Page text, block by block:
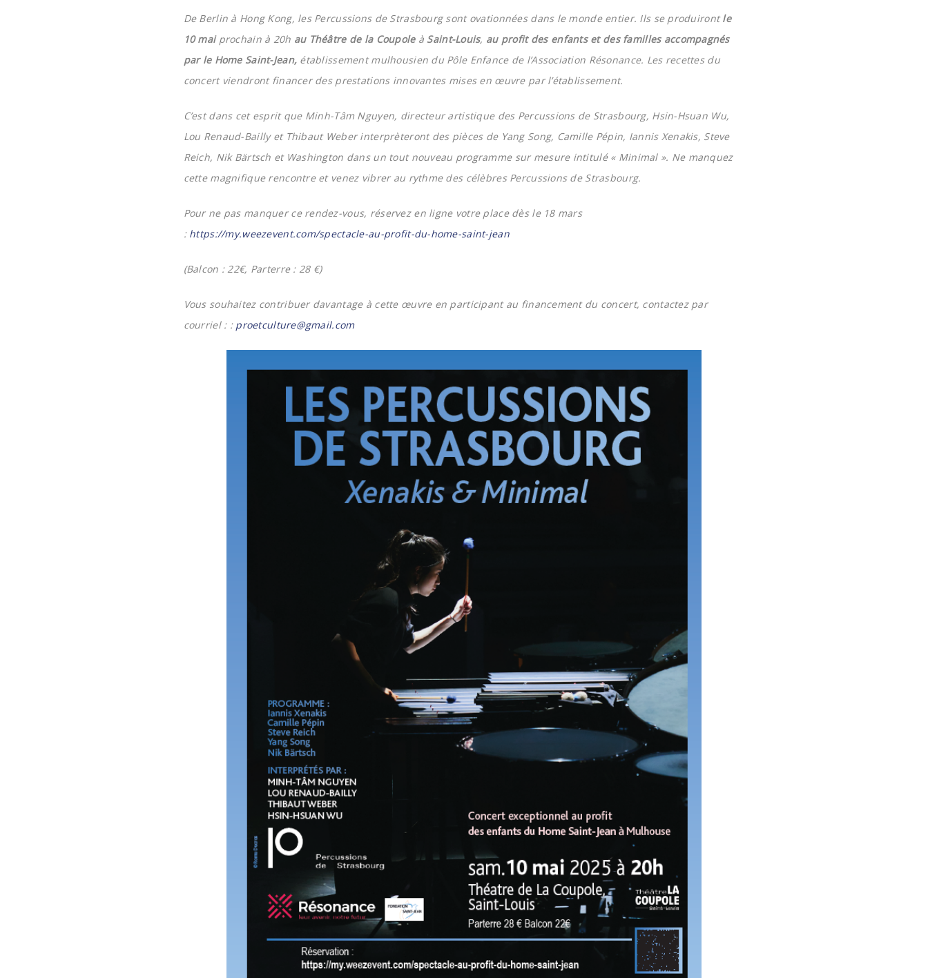
De Berlin à Hong Kong, les Percussions de Strasbourg sont ovationnées dans le monde entier. Ils se produirontle
10 maiprochain à 20h au Théâtre de la Coupoleà Saint-Louis, au profit des enfants et des familles accompagnés
par le Home Saint-Jean, établissement mulhousien du Pôle Enfance de l’Association Résonance. Les recettes du
concert viendront financer des prestations innovantes mises en œuvre par l’établissement.
C’est dans cet esprit que Minh-Tâm Nguyen, directeur artistique des Percussions de Strasbourg, Hsin-Hsuan Wu,
Lou Renaud-Bailly et Thibaut Weber interprèteront des pièces de Yang Song, Camille Pépin, Iannis Xenakis, Steve
Reich, Nik Bärtsch et Washington dans un tout nouveau programme sur mesure intitulé « Minimal ». Ne manquez
cette magnifique rencontre et venez vibrer au rythme des célèbres Percussions de Strasbourg.
Pour ne pas manquer ce rendez-vous, réservez en ligne votre place dès le 18 mars
: https://my.weezevent.com/spectacle-au-profit-du-home-saint-jean
(Balcon : 22€, Parterre : 28 €)
Vous souhaitez contribuer davantage à cette œuvre en participant au financement du concert, contactez par
courriel : : proetculture@gmail.com